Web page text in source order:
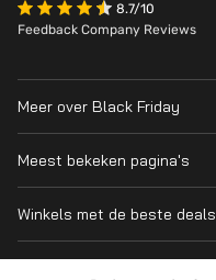
8.7/10
Feedback Company Reviews
Meer over Black Friday
Wanneer is Black Friday?
Cyber Monday 2026
Over ons
Meest bekeken pagina's
Prijsvergelijker
Winkels met de beste deals